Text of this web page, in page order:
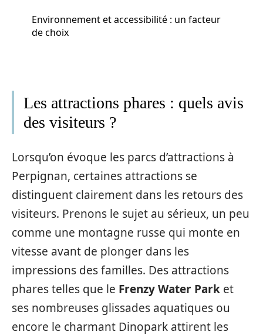
Environnement et accessibilité : un facteur
de choix
Les attractions phares : quels avis
des visiteurs ?
Lorsqu’on évoque les parcs d’attractions à
Perpignan, certaines attractions se
distinguent clairement dans les retours des
visiteurs. Prenons le sujet au sérieux, un peu
comme une montagne russe qui monte en
vitesse avant de plonger dans les
impressions des familles. Des attractions
phares telles que le Frenzy Water Park et
ses nombreuses glissades aquatiques ou
encore le charmant Dinopark attirent les